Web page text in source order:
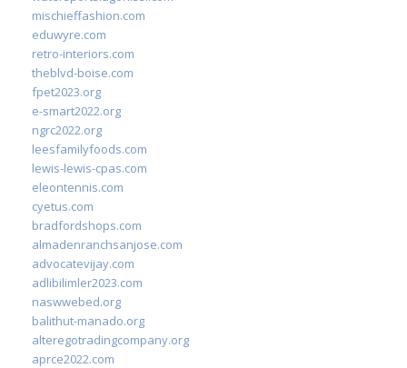
mischieffashion.com
eduwyre.com
retro-interiors.com
theblvd-boise.com
fpet2023.org
e-smart2022.org
ngrc2022.org
leesfamilyfoods.com
lewis-lewis-cpas.com
eleontennis.com
cyetus.com
bradfordshops.com
almadenranchsanjose.com
advocatevijay.com
adlibilimler2023.com
naswwebed.org
balithut-manado.org
alteregotradingcompany.org
aprce2022.com